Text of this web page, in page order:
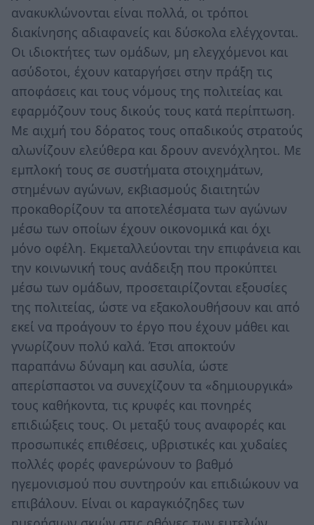
ανακυκλώνονται είναι πολλά, οι τρόποι
διακίνησης αδιαφανείς και δύσκολα ελέγχονται.
Οι ιδιοκτήτες των ομάδων, μη ελεγχόμενοι και
ασύδοτοι, έχουν καταργήσει στην πράξη τις
αποφάσεις και τους νόμους της πολιτείας και
εφαρμόζουν τους δικούς τους κατά περίπτωση.
Με αιχμή του δόρατος τους οπαδικούς στρατούς
αλωνίζουν ελεύθερα και δρουν ανενόχλητοι. Με
εμπλοκή τους σε συστήματα στοιχημάτων,
στημένων αγώνων, εκβιασμούς διαιτητών
προκαθορίζουν τα αποτελέσματα των αγώνων
μέσω των οποίων έχουν οικονομικά και όχι
μόνο οφέλη. Εκμεταλλεύονται την επιφάνεια και
την κοινωνική τους ανάδειξη που προκύπτει
μέσω των ομάδων, προσεταιρίζονται εξουσίες
της πολιτείας, ώστε να εξακολουθήσουν και από
εκεί να προάγουν το έργο που έχουν μάθει και
γνωρίζουν πολύ καλά. Έτσι αποκτούν
παραπάνω δύναμη και ασυλία, ώστε
απερίσπαστοι να συνεχίζουν τα «δημιουργικά»
τους καθήκοντα, τις κρυφές και πονηρές
επιδιώξεις τους. Οι μεταξύ τους αναφορές και
προσωπικές επιθέσεις, υβριστικές και χυδαίες
πολλές φορές φανερώνουν το βαθμό
ηγεμονισμού που συντηρούν και επιδιώκουν να
επιβάλουν. Είναι οι καραγκιόζηδες των